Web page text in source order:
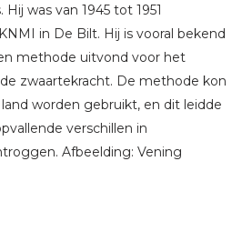
was van 1945 tot 1951
in De Bilt. Hij is vooral bekend
methode uitvond voor het
zwaartekracht. De methode kon
worden gebruikt, en dit leidde
verschillen in
Afbeelding: Vening